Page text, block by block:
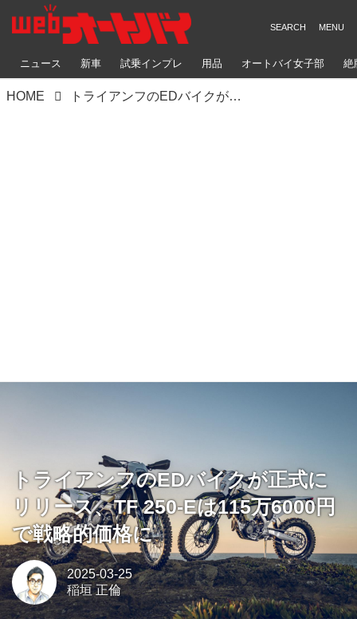
ニュース 新車 試乗インプレ 用品 オートバイ女子部 絶
HOME トライアンフのEDバイクが正式にリリース、TF 250-Eは115万6000円で戦略的価格に
トライアンフのEDバイクが正式に
リリース、TF 250-Eは115万6000円
で戦略的価格に
2025-03-25
稲垣 正倫